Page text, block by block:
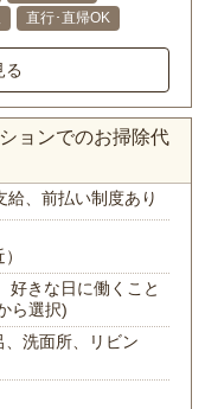
直行･直帰OK
る
ョンでのお掃除代
給、前払い制度あり
好きな日に働くこと
ら選択)
洗面所、リビン